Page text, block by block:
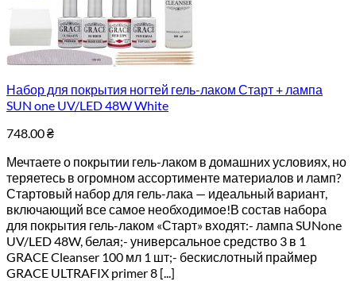
Набор для покрытия ногтей гель-лаком Старт + лампа
SUN one UV/LED 48W White
748.00₴
Мечтаете о покрытии гель-лаком в домашних условиях, но
теряетесь в огромном ассортименте материалов и ламп?
Стартовый набор для гель-лака — идеальный вариант,
включающий все самое необходимое!В состав набора
для покрытия гель-лаком «Старт» входят:- лампа SUNone
UV/LED 48W, белая;- универсальное средство 3 в 1
GRACE Cleanser 100 мл 1 шт;- бескислотный праймер
GRACE ULTRAFIX primer 8 [...]